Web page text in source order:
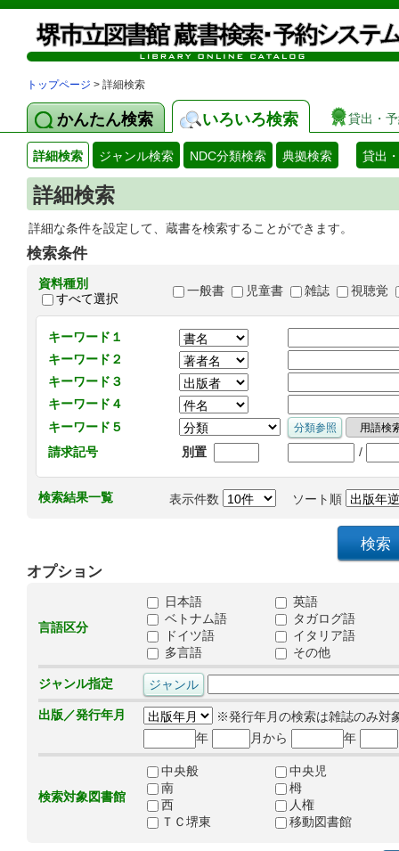
トップページ > 詳細検索
かんたん検索 いろいろ検索 貸出・
詳細検索 ジャンル検索 NDC分類検索 典拠検索 貸出
詳細検索
詳細な条件を設定して、蔵書を検索することができます。
検索条件
資料種別
すべて選択
一般書 児童書 雑誌 視聴覚
キーワード１
キーワード２
キーワード３
キーワード４
キーワード５
請求記号
別置 /
検索結果一覧 表示件数 ソート順
オプション
言語区分
日本語
英語
ベトナム語
タガログ語
ドイツ語
イタリア語
多言語
その他
ジャンル指定
出版／発行年月
※発行年月の検索は雑誌のみ対
年
月から 年
検索対象図書館
中央般
中央児
南
栂
西
人権
ＴＣ堺東
移動図書館